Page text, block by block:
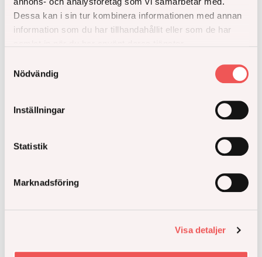
Dessa kan i sin tur kombinera informationen med annan
information som du har tillhandahållit eller som de har
Nödvändig
Inställningar
Statistik
Marknadsföring
Visa detaljer
som är på gång hos oss, få koll på nya
bostadsprojekt och inspiration inför bostadsköp.
Mer inspiration